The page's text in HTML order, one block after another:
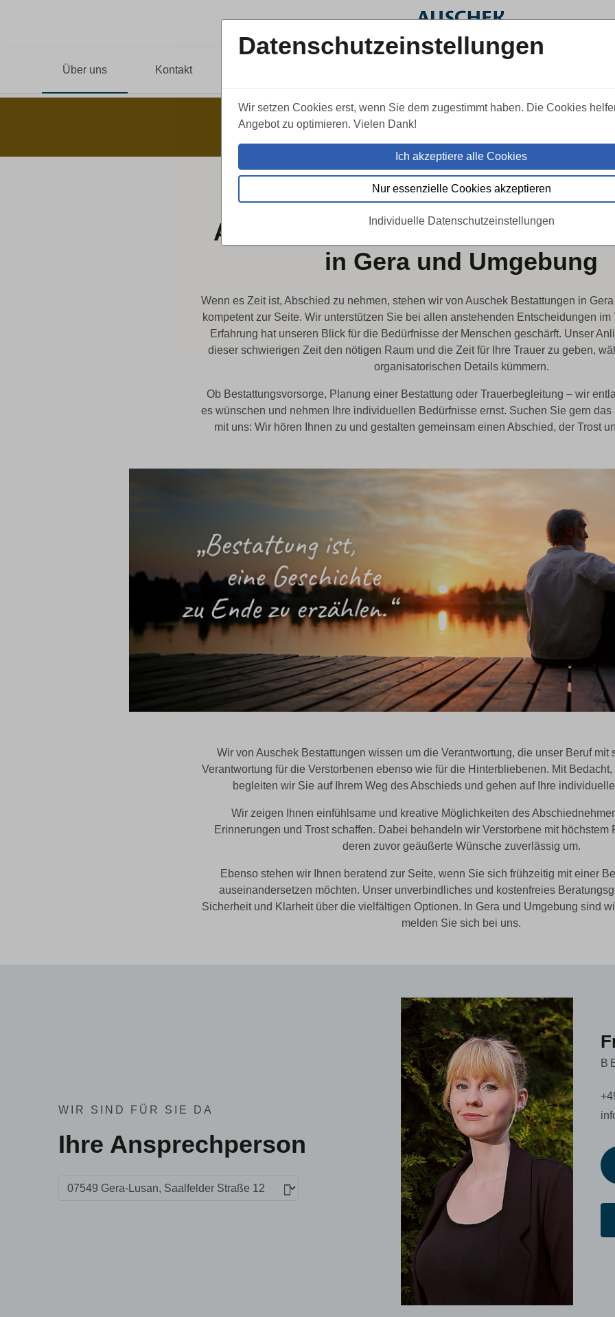
Über uns Kontakt
Tag & Nacht erreichbar:
SEIT ÜBER 30 JAHREN FÜR SIE DA
Auschek Bestattungen –
in Gera und Umgebung
Wenn es Zeit ist, Abschied zu nehmen, stehen wir von Auschek Bestattungen in
kompetent zur Seite. Wir unterstützen Sie bei allen anstehenden Entscheidungen
Erfahrung hat unseren Blick für die Bedürfnisse der Menschen geschärft. Unser
dieser schwierigen Zeit den nötigen Raum und die Zeit für Ihre Trauer zu geben,
organisatorischen Details kümmern.
Ob Bestattungsvorsorge, Planung einer Bestattung oder Trauerbegleitung – wir
es wünschen und nehmen Ihre individuellen Bedürfnisse ernst. Suchen Sie gern
mit uns: Wir hören Ihnen zu und gestalten gemeinsam einen Abschied, der Trost
Wir von Auschek Bestattungen wissen um die Verantwortung, die unser Beruf mit
Verantwortung für die Verstorbenen ebenso wie für die Hinterbliebenen. Mit
begleiten wir Sie auf Ihrem Weg des Abschieds und gehen auf Ihre
Wir zeigen Ihnen einfühlsame und kreative Möglichkeiten des
Erinnerungen und Trost schaffen. Dabei behandeln wir Verstorbene mit höchstem
deren zuvor geäußerte Wünsche zuverlässig um.
Ebenso stehen wir Ihnen beratend zur Seite, wenn Sie sich frühzeitig mit einer
auseinandersetzen möchten. Unser unverbindliches und kostenfreies
Sicherheit und Klarheit über die vielfältigen Optionen. In Gera und Umgebung sind
melden Sie sich bei uns.
WIR SIND FÜR SIE DA
Ihre Ansprechperson
Datenschutzeinstellungen
Wir setzen Cookies erst, wenn Sie dem zugestimmt haben. Die Cookies
Angebot zu optimieren. Vielen Dank!
Ich akzeptiere alle Cookies
Nur essenzielle Cookies akzeptieren
Individuelle Datenschutzeinstellungen